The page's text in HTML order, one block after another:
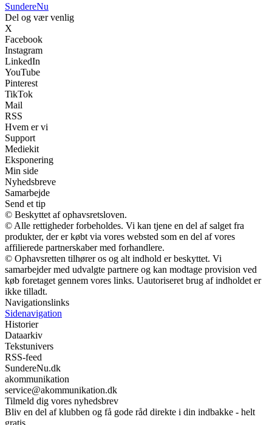
SundereNu
Del og vær venlig
X
Facebook
Instagram
LinkedIn
YouTube
Pinterest
TikTok
Mail
RSS
Hvem er vi
Support
Mediekit
Eksponering
Min side
Nyhedsbreve
Samarbejde
Send et tip
© Beskyttet af ophavsretsloven.
© Alle rettigheder forbeholdes. Vi kan tjene en del af salget fra
produkter, der er købt via vores websted som en del af vores
affilierede partnerskaber med forhandlere.
© Ophavsretten tilhører os og alt indhold er beskyttet. Vi
samarbejder med udvalgte partnere og kan modtage provision ved
køb foretaget gennem vores links. Uautoriseret brug af indholdet er
ikke tilladt.
Navigationslinks
Sidenavigation
Historier
Dataarkiv
Tekstunivers
RSS-feed
SundereNu.dk
akommunikation
service@akommunikation.dk
Tilmeld dig vores nyhedsbrev
Bliv en del af klubben og få gode råd direkte i din indbakke - helt
gratis.